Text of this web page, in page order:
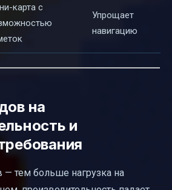
карта с
Упрощает
навигацию
на
и
тем больше нагрузка на